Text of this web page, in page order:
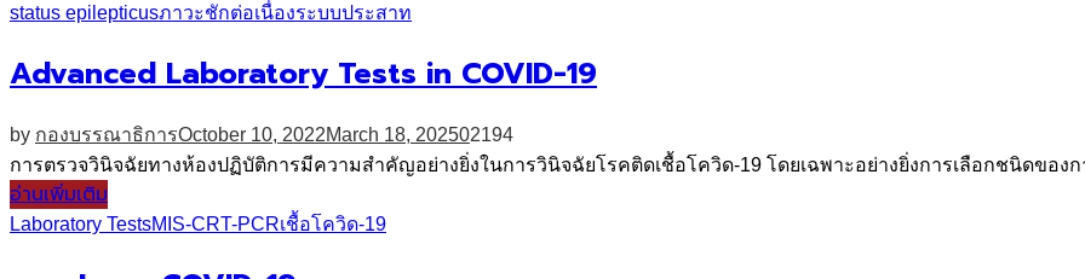
status epilepticusภาวะชักต่อเนื่องระบบประสาท
Advanced Laboratory Tests in COVID-19
by กองบรรณาธิการOctober 10, 2022March 18, 202502194
การตรวจวินิจฉัยทางห้องปฏิบัติการมีความสำคัญอย่างยิ่งในการวินิจฉัยโรคติดเชื้อโควิด-19 โดยเฉพาะอย่างยิ่งการเลือกชนิดของก
อ่านเพิ่มเติม
Laboratory TestsMIS-CRT-PCRเชื้อโควิด-19